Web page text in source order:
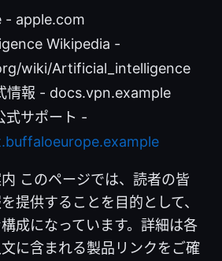
- apple.com
Wikipedia -
wiki/Artificial_intelligence
情報 - docs.vpn.example
式サポート -
このページでは、読者の皆
提供することを目的として、
成になっています。詳細は各
に含まれる製品リンクをご確